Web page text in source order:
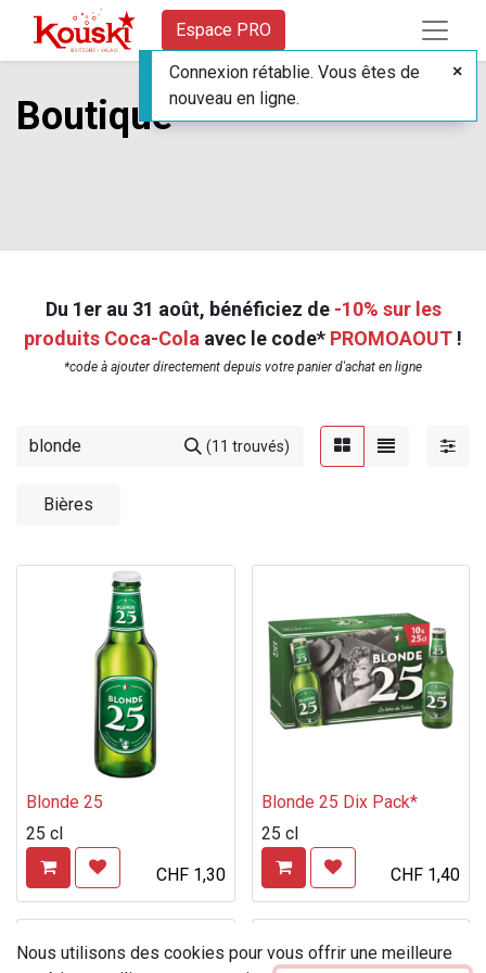
Espace PRO
Boutique
Du 1er au 31 août, bénéficiez de -10% sur les
produits Coca-Cola avec le code* PROMOAOUT !
*code à ajouter directement depuis votre panier d'achat en ligne
(11 trouvés)
Bières
Blonde 25
25 cl
CHF 1,30
Blonde 25 Dix Pack*
25 cl
CHF 1,40
Nous utilisons des cookies pour vous offrir une meilleure
Connexion rétablie. Vous êtes de
nouveau en ligne.